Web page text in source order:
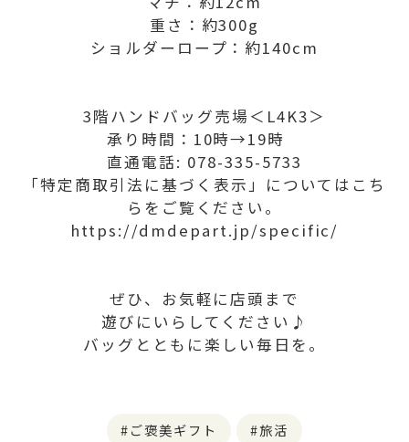
重さ：約300g
ショルダーロープ：約140cm
3階ハンドバッグ売場＜L4K3＞
承り時間：10時→19時
直通電話: 078-335-5733
「特定商取引法に基づく表示」についてはこち
らをご覧ください。
https://dmdepart.jp/specific/
ぜひ、お気軽に店頭まで
遊びにいらしてください♪
バッグとともに楽しい毎日を。
ご褒美ギフト 旅活